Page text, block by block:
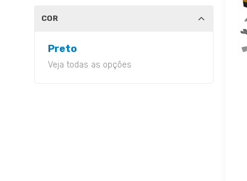
COR
Preto
Veja todas as opções